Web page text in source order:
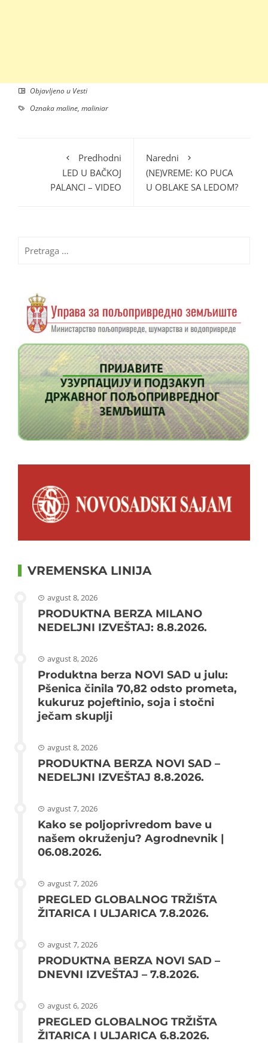
Objavljeno u Vesti
Oznakamaline, maliniar
Predhodni
LED U BAČKOJ
PALANCI – VIDEO
Naredni
(NE)VREME: KO PUCA
U OBLAKE SA LEDOM?
za:
VREMENSKA LINIJA
avgust 8, 2026
PRODUKTNA BERZA MILANO
NEDELJNI IZVEŠTAJ: 8.8.2026.
avgust 8, 2026
Produktna berza NOVI SAD u julu:
Pšenica činila 70,82 odsto prometa,
kukuruz pojeftinio, soja i stočni
ječam skuplji
avgust 8, 2026
PRODUKTNA BERZA NOVI SAD –
NEDELJNI IZVEŠTAJ 8.8.2026.
avgust 7, 2026
Kako se poljoprivredom bave u
našem okruženju? Agrodnevnik |
06.08.2026.
avgust 7, 2026
PREGLED GLOBALNOG TRŽIŠTA
ŽITARICA I ULJARICA 7.8.2026.
avgust 7, 2026
PRODUKTNA BERZA NOVI SAD –
DNEVNI IZVEŠTAJ – 7.8.2026.
avgust 6, 2026
PREGLED GLOBALNOG TRŽIŠTA
ŽITARICA I ULJARICA 6.8.2026.